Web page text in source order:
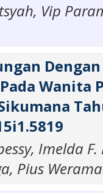
Vip
Wanita
Imelda
Pius